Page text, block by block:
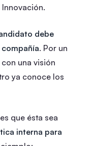
debe
. Por un
una visión
ya conoce los
que ésta sea
interna para